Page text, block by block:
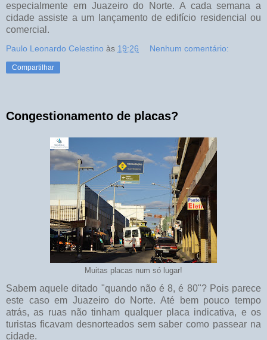
especialmente em Juazeiro do Norte. A cada semana a
cidade assiste a um lançamento de edifício residencial ou
comercial.
Paulo Leonardo Celestino às 19:26 Nenhum comentário:
Compartilhar
Congestionamento de placas?
Muitas placas num só lugar!
Sabem aquele ditado "quando não é 8, é 80"? Pois parece
este caso em Juazeiro do Norte. Até bem pouco tempo
atrás, as ruas não tinham qualquer placa indicativa, e os
turistas ficavam desnorteados sem saber como passear na
cidade.